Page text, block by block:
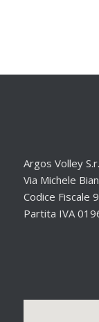
Argos Volley
Via Michele
Codice Fiscale
Partita IVA